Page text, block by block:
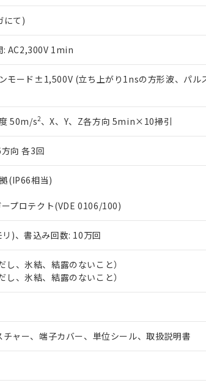
にて)
: AC2,300V 1min
モード±1,500V (立ち上がり1nsの方形波、パル
50m/s2、X、Y、Z各方向 5min×10掃引
向 各3回
(IP66相当)
プロテクト(VDE 0106/100)
)、書込み回数: 10万回
、氷結、結露のないこと）
、氷結、結露のないこと）
ャー、端子カバー、単位シール、取扱説明書
明するもので、過去に遡って非含有を証明する
類４物質の対応では、対応完了までの期間は出
載しておりました。
完了していることから、特段のことがない限り